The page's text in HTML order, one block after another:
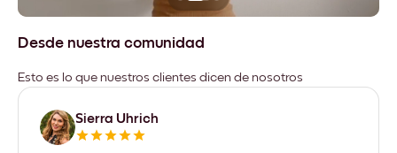
Desde nuestra comunidad
Esto es lo que nuestros clientes dicen de nosotros
Sierra Uhrich